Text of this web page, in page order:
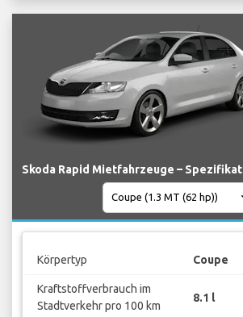
Skoda Rapid Mietfahrzeuge –
Körpertyp Coupe
Kraftstoffverbrauch im
Stadtverkehr pro 100 km
8.1 l